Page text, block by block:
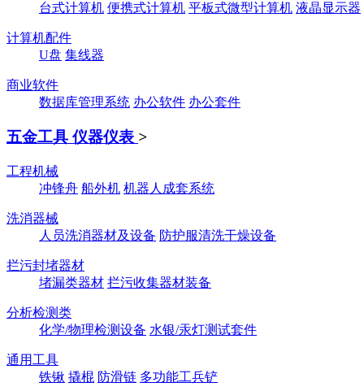
台式计算机 便携式计算机 平板式微型计算机 液晶显示器
计算机配件
U盘 集线器
商业软件
数据库管理系统 办公软件 办公套件
五金工具 仪器仪表 >
工程机械
冲锋舟 船外机 机器人成套系统
洗消器械
人员洗消器材及设备 防护服清洗干燥设备
拦污封堵器材
堵漏类器材 拦污收集器材装备
分析检测类
化学/物理检测设备 水银/汞灯测试套件
通用工具
铁锹 撬棍 防滑链 多功能工兵铲